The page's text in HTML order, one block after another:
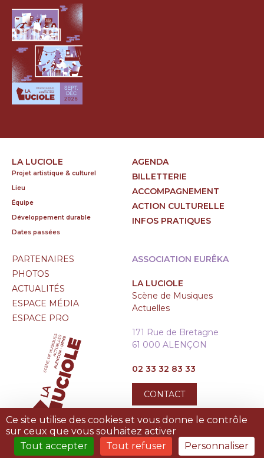
LA LUCIOLE
Projet artistique & culturel
Lieu
Équipe
Développement durable
Dates passées
AGENDA
BILLETTERIE
ACCOMPAGNEMENT
ACTION CULTURELLE
INFOS PRATIQUES
PARTENAIRES
PHOTOS
ACTUALITÉS
ESPACE MÉDIA
ESPACE PRO
ASSOCIATION EURÊKA
LA LUCIOLE
Scène de Musiques
Actuelles
171 Rue de Bretagne
61 000 ALENÇON
02 33 32 83 33
CONTACT
MENTIONS LÉGALES| PLAN DU SITE| TREIZE
Ce site utilise des cookies et vous donne le contrôle
sur ceux que vous souhaitez activer
Tout accepter
Tout refuser Personnaliser